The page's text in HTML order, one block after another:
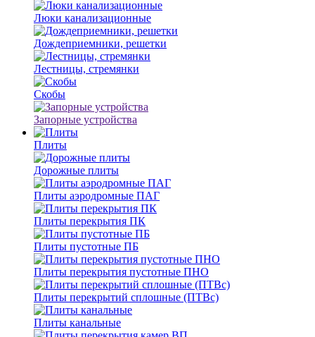
Люки канализационные
Дождеприемники, решетки
Лестницы, стремянки
Скобы
Запорные устройства
Плиты
Дорожные плиты
Плиты аэродромные ПАГ
Плиты перекрытия ПК
Плиты пустотные ПБ
Плиты перекрытия пустотные ПНО
Плиты перекрытий сплошные (ПТВс)
Плиты канальные